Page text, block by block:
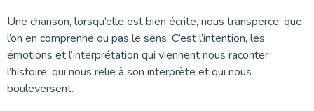
Une chanson, lorsqu’elle est bien écrite, nous transperce, que
l’on en comprenne ou pas le sens. C’est l’intention, les
émotions et l’interprétation qui viennent nous raconter
l’histoire, qui nous relie à son interprète et qui nous
bouleversent.